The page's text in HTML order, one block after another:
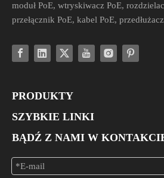
moduł PoE, wtryskiwacz PoE,
przełącznik PoE, kabel PoE,
PRODUKTY
SZYBKIE LINKI
BĄDŹ Z NAMI W